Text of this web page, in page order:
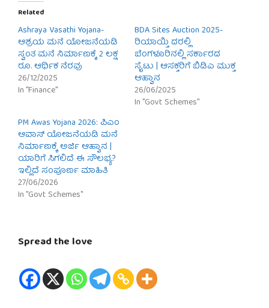
Related
Ashraya Vasathi Yojana-
ಆಶ್ರಯ ಮನೆ ಯೋಜನೆಯಡಿ
ಸ್ವಂತ ಮನೆ ನಿರ್ಮಾಣಕ್ಕೆ 2 ಲಕ್ಷ
ರೂ. ಆರ್ಥಿಕ ನೆರವು
26/12/2025
In "Finance"
BDA Sites Auction 2025-
ರಿಯಾಯ್ತಿ ದರಲ್ಲಿ
ಬೆಂಗಳೂರಿನಲ್ಲಿ ಸರ್ಕಾರದ
ಸೈಟು | ಆಸಕ್ತರಿಗೆ ಬಿಡಿಎ ಮುಕ್ತ
ಆಹ್ವಾನ
26/06/2025
In "Govt Schemes"
PM Awas Yojana 2026: ಪಿಎಂ
ಆವಾಸ್ ಯೋಜನೆಯಡಿ ಮನೆ
ನಿರ್ಮಾಣಕ್ಕೆ ಅರ್ಜಿ ಆಹ್ವಾನ |
ಯಾರಿಗೆ ಸಿಗಲಿದೆ ಈ ಸೌಲಭ್ಯ?
ಇಲ್ಲಿದೆ ಸಂಪೂರ್ಣ ಮಾಹಿತಿ
27/06/2026
In "Govt Schemes"
Spread the love